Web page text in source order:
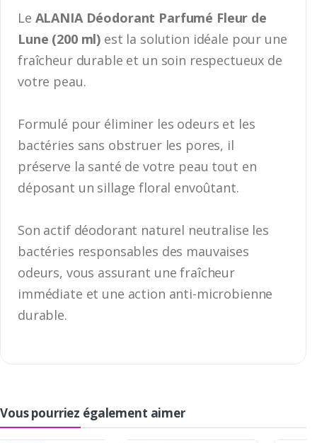
Le ALANIA Déodorant Parfumé Fleur de
Lune (200 ml) est la solution idéale pour une
fraîcheur durable et un soin respectueux de
votre peau.
Formulé pour éliminer les odeurs et les
bactéries sans obstruer les pores, il
préserve la santé de votre peau tout en
déposant un sillage floral envoûtant.
Son actif déodorant naturel neutralise les
bactéries responsables des mauvaises
odeurs, vous assurant une fraîcheur
immédiate et une action anti-microbienne
durable.
Vous pourriez également aimer